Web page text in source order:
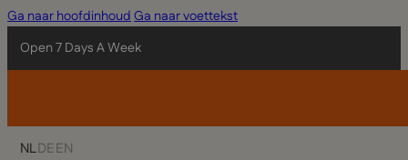
Ga naar hoofdinhoudGa naar voettekst
Open 7 Days A Week
NLDEEN